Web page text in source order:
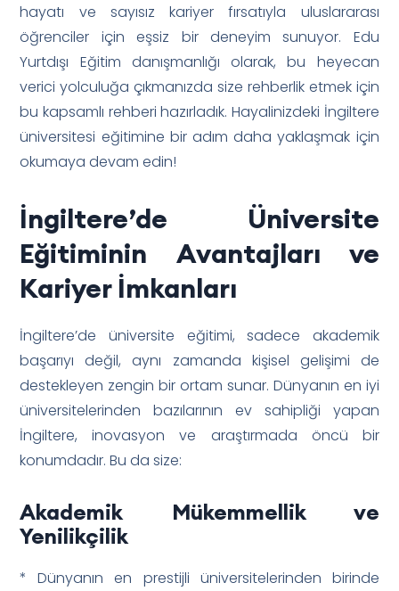
hayatı ve sayısız kariyer fırsatıyla uluslararası
öğrenciler için eşsiz bir deneyim sunuyor. Edu
Yurtdışı Eğitim danışmanlığı olarak, bu heyecan
verici yolculuğa çıkmanızda size rehberlik etmek için
bu kapsamlı rehberi hazırladık. Hayalinizdeki İngiltere
üniversitesi eğitimine bir adım daha yaklaşmak için
okumaya devam edin!
İngiltere’de Üniversite
Eğitiminin Avantajları ve
Kariyer İmkanları
İngiltere’de üniversite eğitimi, sadece akademik
başarıyı değil, aynı zamanda kişisel gelişimi de
destekleyen zengin bir ortam sunar. Dünyanın en iyi
üniversitelerinden bazılarının ev sahipliği yapan
İngiltere, inovasyon ve araştırmada öncü bir
konumdadır. Bu da size:
Akademik Mükemmellik ve
Yenilikçilik
* Dünyanın en prestijli üniversitelerinden birinde